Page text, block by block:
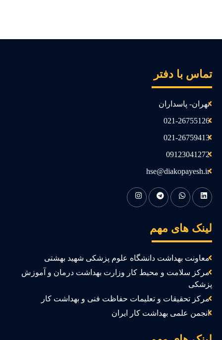
با دفتر
تهران- پاسداران
021-26755126
021-26759413
09123041272
hse@diakopayesh.ir
های مهم
معاونت بهداشت دانشگاه علوم پزشکی شهید بهشتی
مرکز سلامت و محیط کار وزارت بهداشت درمان و آموزش
مرکز تحقیقات و تعلیمات حفاظت فنی و بهداشت کار
انجمن علمی بهداشت کار ایران